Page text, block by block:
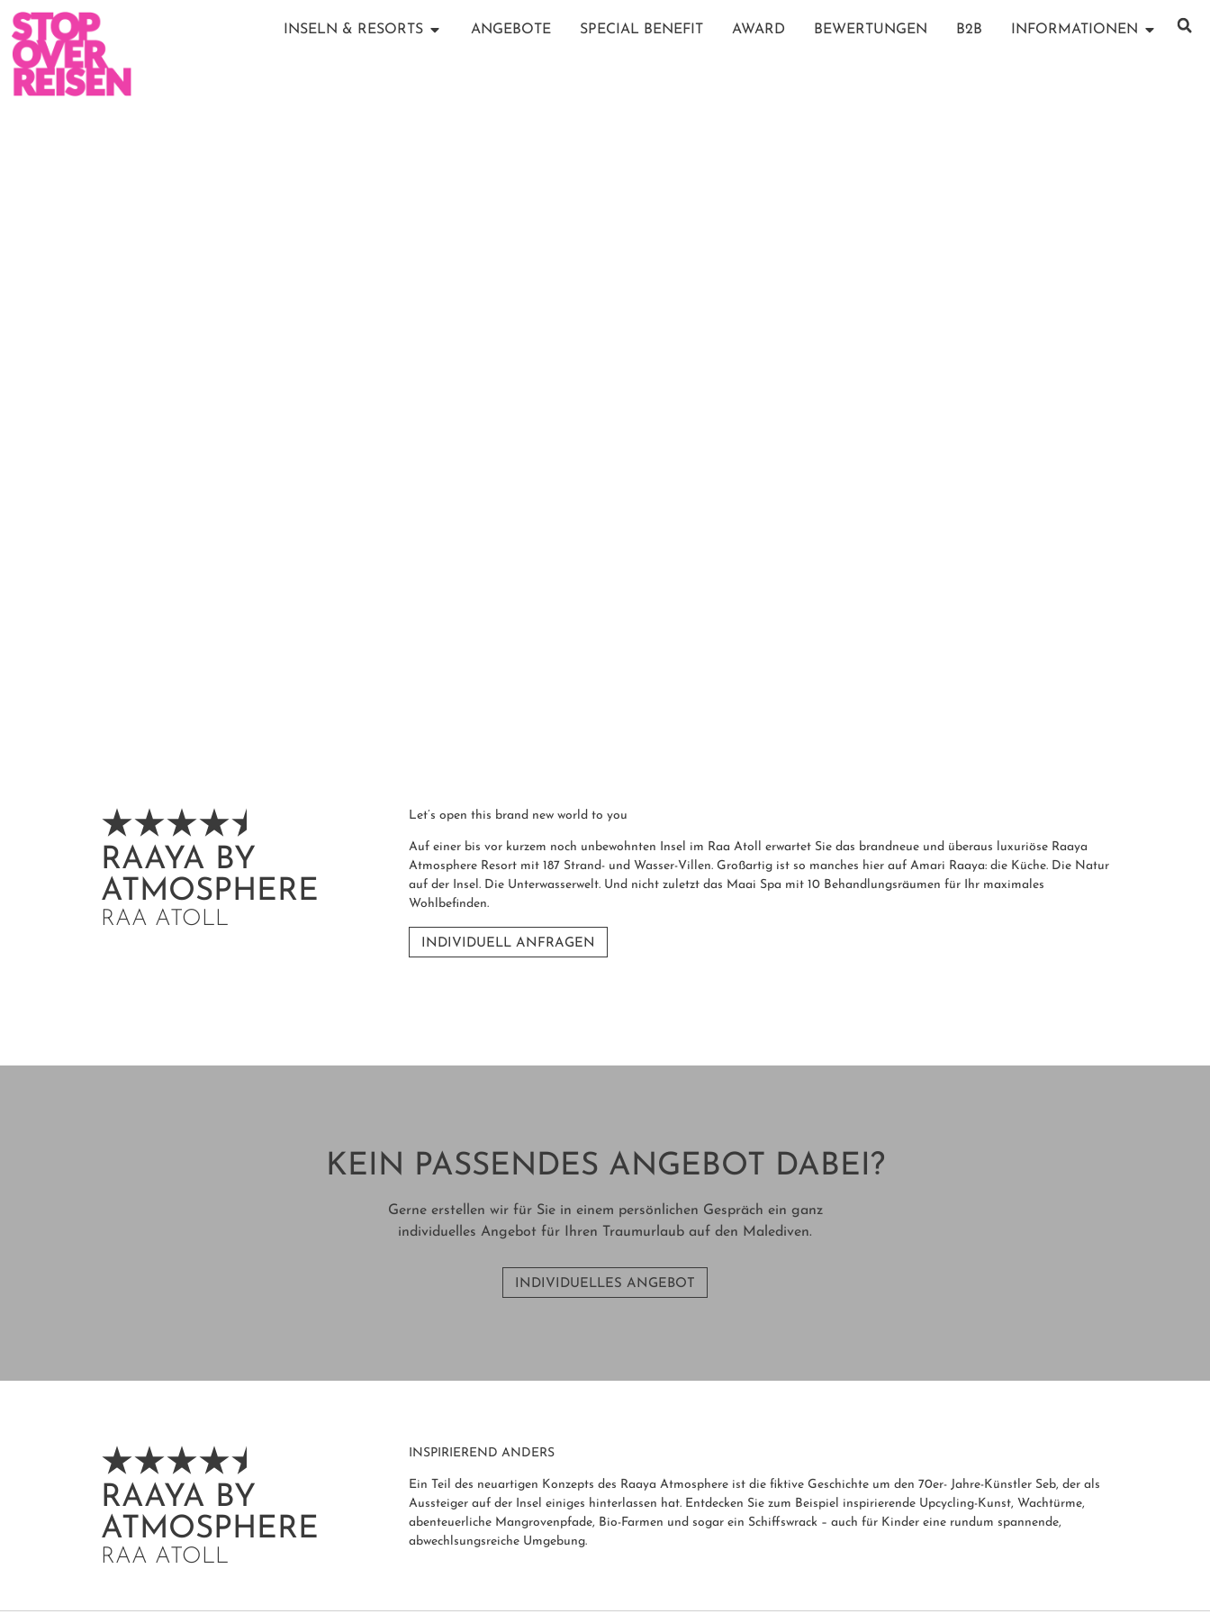
INSELN & RESORTS ANGEBOTE SPECIAL BENEFIT AWARD BEWERTUNGEN B2B INFORMATIONEN
RAAYA BY
ATMOSPHERE
RAA ATOLL
Let’s open this brand new world to you
Auf einer bis vor kurzem noch unbewohnten Insel im Raa Atoll erwartet Sie das brandneue und überaus luxuriöse Raaya
Atmosphere Resort mit 187 Strand- und Wasser-Villen. Großartig ist so manches hier auf Amari Raaya: die Küche. Die Natur
auf der Insel. Die Unterwasserwelt. Und nicht zuletzt das Maai Spa mit 10 Behandlungsräumen für Ihr maximales
Wohlbefinden.
INDIVIDUELL ANFRAGEN
KEIN PASSENDES ANGEBOT DABEI?
Gerne erstellen wir für Sie in einem persönlichen Gespräch ein ganz
individuelles Angebot für Ihren Traumurlaub auf den Malediven.
INDIVIDUELLES ANGEBOT
RAAYA BY
ATMOSPHERE
RAA ATOLL
INSPIRIEREND ANDERS
Ein Teil des neuartigen Konzepts des Raaya Atmosphere ist die fiktive Geschichte um den 70er- Jahre-Künstler Seb, der als
Aussteiger auf der Insel einiges hinterlassen hat. Entdecken Sie zum Beispiel inspirierende Upcycling-Kunst, Wachtürme,
abenteuerliche Mangrovenpfade, Bio-Farmen und sogar ein Schiffswrack – auch für Kinder eine rundum spannende,
abwechlsungsreiche Umgebung.